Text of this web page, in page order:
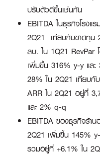
ปรับตัวดีขึ้นเช่นกัน
EBITDA ในธุรกิจโรง
2Q21 เทียบกับขาดทุน
ลบ. ใน 1Q21 RevPar
เพิ่มขึ้น 316% y-y และ
28% ใน 2Q21 เทียบกั
ARR ใน 2Q21 อยู่ที่
และ 2% q-q
EBITDA ของธุรกิจร้าน
2Q21 เพิ่มขึ้น 145%
รวมอยู่ที่ +6.1% ใน